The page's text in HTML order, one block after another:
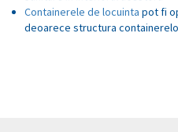
Containerele de locuinta pot fi
deoarece structura